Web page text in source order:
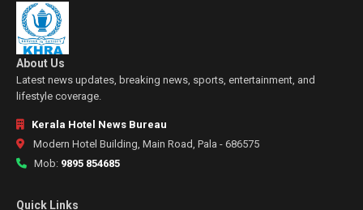
About Us
Latest news updates, breaking news, sports, entertainment, and
lifestyle coverage.
Kerala Hotel News Bureau
Modern Hotel Building, Main Road, Pala - 686575
Mob: 9895 854685
Quick Links